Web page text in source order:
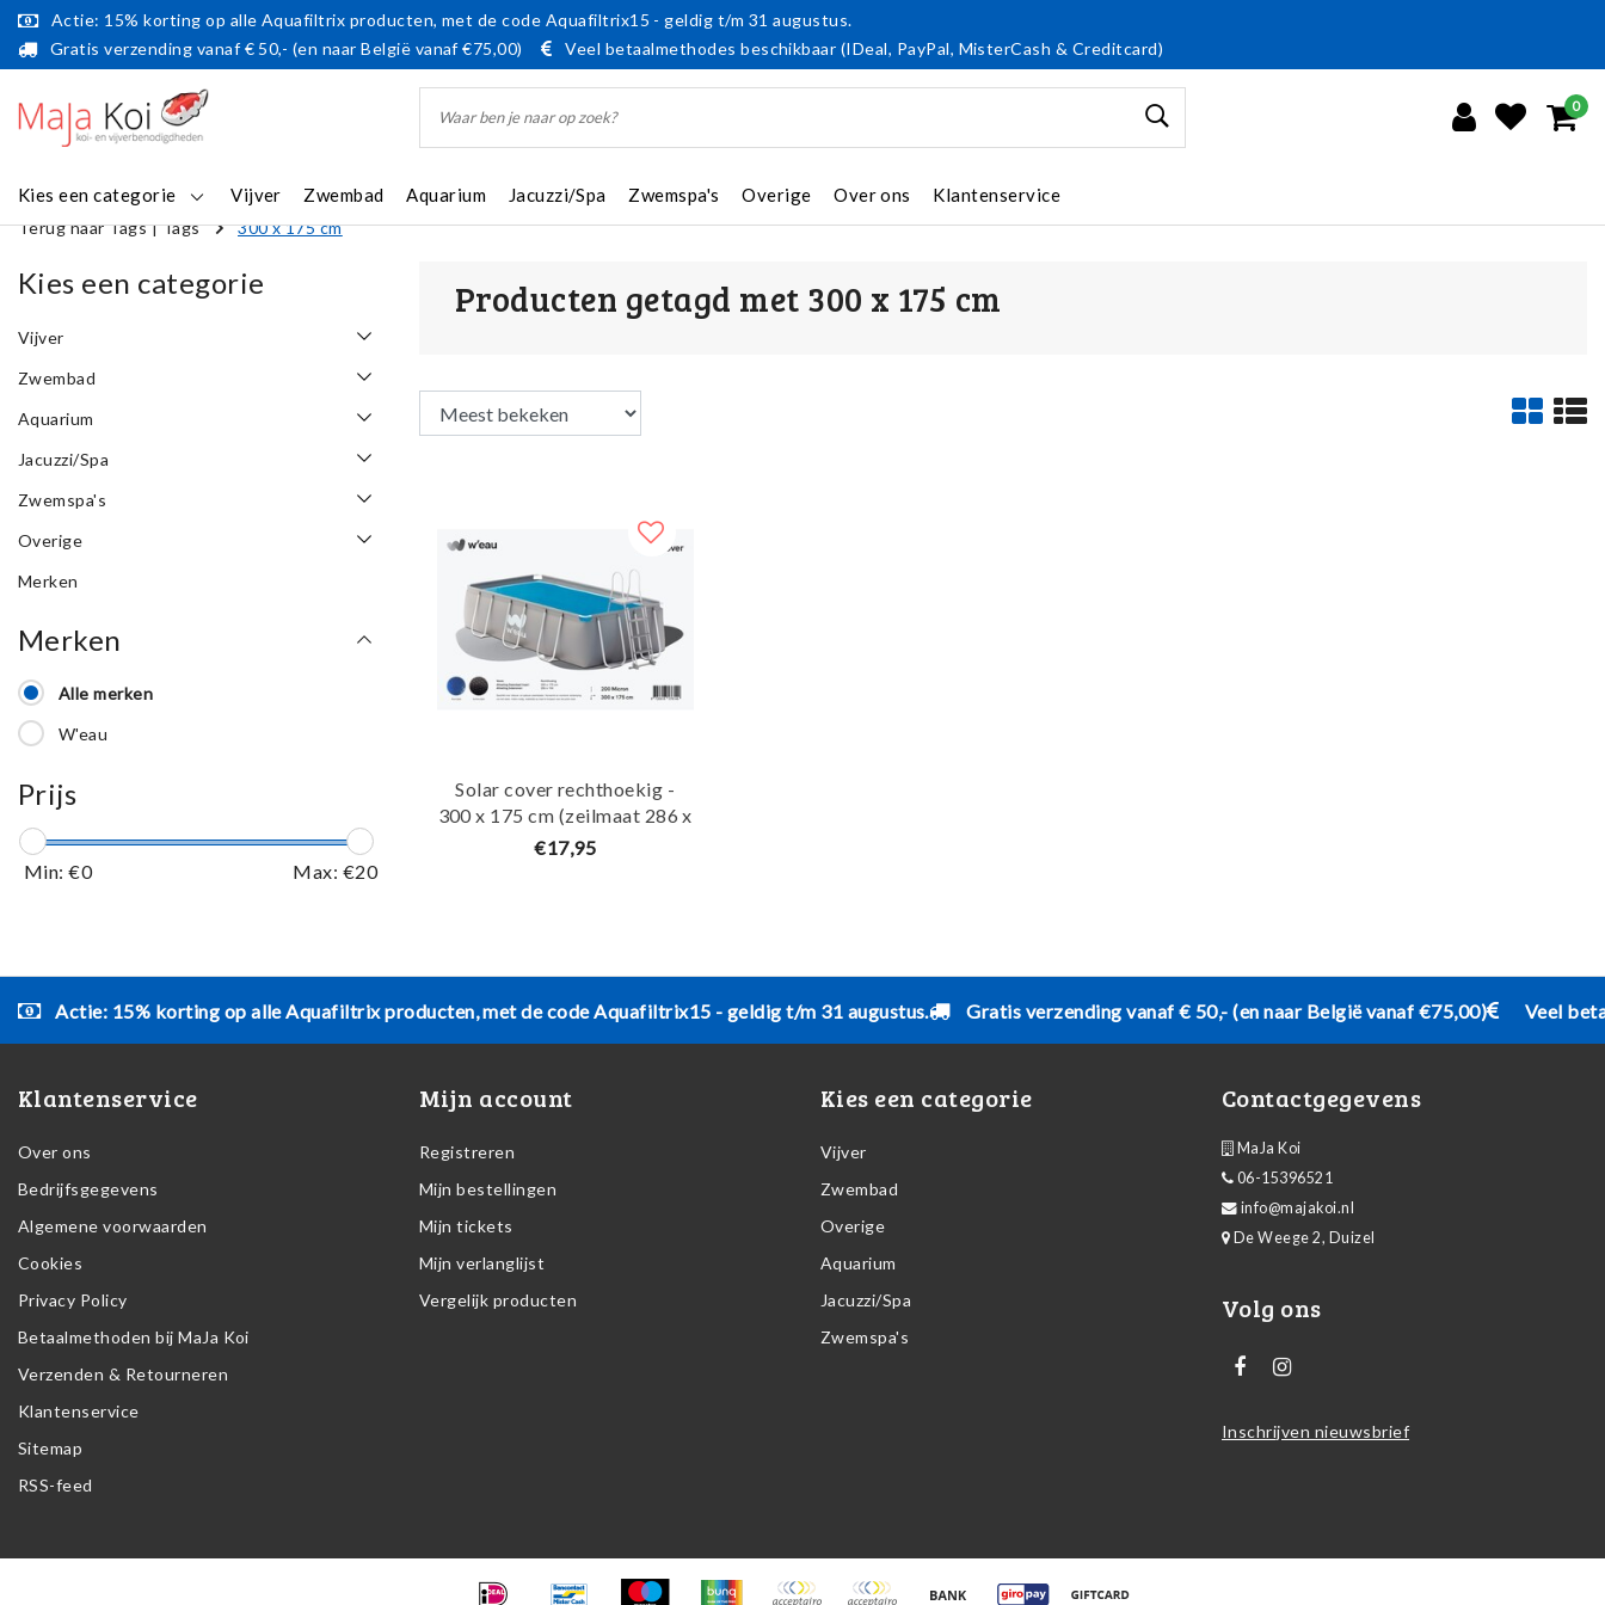
Actie: 15% korting op alle Aquafiltrix producten, met de code Aquafiltrix15 - geldig t/m 31 augustus.
Gratis verzending vanaf € 50,- (en naar België vanaf €75,00)
Veel betaalmethodes beschikbaar (IDeal, PayPal, MisterCash & Creditcard)
0
Kies een categorie Vijver Zwembad Aquarium Jacuzzi/Spa Zwemspa's Overige Over ons Klantenservice
Terug naar Tags|Tags 300 x 175 cm
Kies een categorie
Vijver
Zwembad
Aquarium
Jacuzzi/Spa
Zwemspa's
Overige
Merken
Merken
Alle merken
W'eau
Prijs
Min: €0 Max: €20
Producten getagd met 300 x 175 cm
Solar cover rechthoekig -
300 x 175 cm (zeilmaat 286 x
161) - Zwart/Blauw - W'eau
€17,95
Actie: 15% korting op alle Aquafiltrix producten, met de code Aquafiltrix15 - geldig t/m 31 augustus. Gratis verzending vanaf € 50,- (en naar België vanaf €75,00) Veel
Klantenservice
Over ons
Bedrijfsgegevens
Algemene voorwaarden
Cookies
Privacy Policy
Betaalmethoden bij MaJa Koi
Verzenden & Retourneren
Klantenservice
Sitemap
RSS-feed
Mijn account
Registreren
Mijn bestellingen
Mijn tickets
Mijn verlanglijst
Vergelijk producten
Kies een categorie
Vijver
Zwembad
Overige
Aquarium
Jacuzzi/Spa
Zwemspa's
Contactgegevens
MaJa Koi
06-15396521
info@majakoi.nl
De Weege 2, Duizel
Volg ons
Inschrijven nieuwsbrief